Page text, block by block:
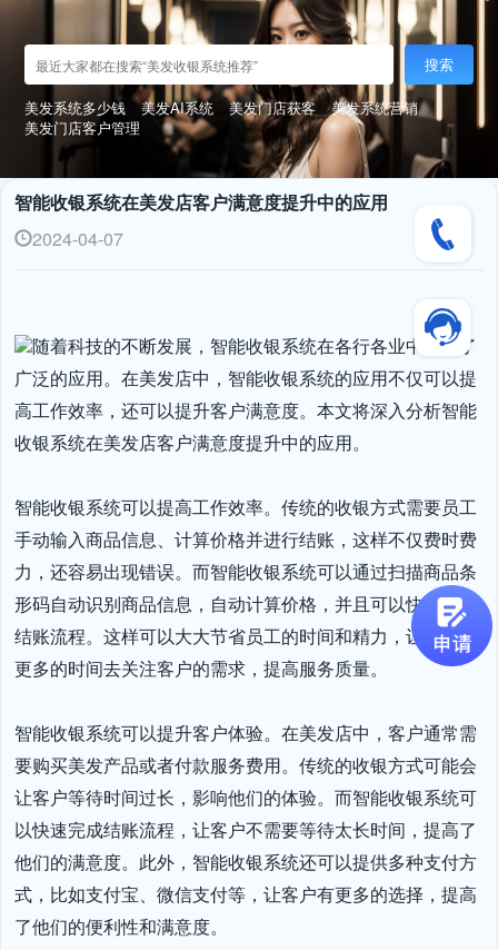
搜索
美发系统多少钱 美发AI系统 美发门店获客
美发系统营销
美发门店客户管理
智能收银系统在美发店客户满意度提升中的应用
2024-04-07
随着科技的不断发展，智能收银系统在各行各业中得到了
广泛的应用。在美发店中，智能收银系统的应用不仅可以提
高工作效率，还可以提升客户满意度。本文将深入分析智能
收银系统在美发店客户满意度提升中的应用。
智能收银系统可以提高工作效率。传统的收银方式需要员工
手动输入商品信息、计算价格并进行结账，这样不仅费时费
力，还容易出现错误。而智能收银系统可以通过扫描商品条
形码自动识别商品信息，自动计算价格，并且可以快速完成
结账流程。这样可以大大节省员工的时间和精力，让他们有
更多的时间去关注客户的需求，提高服务质量。
智能收银系统可以提升客户体验。在美发店中，客户通常需
要购买美发产品或者付款服务费用。传统的收银方式可能会
让客户等待时间过长，影响他们的体验。而智能收银系统可
以快速完成结账流程，让客户不需要等待太长时间，提高了
他们的满意度。此外，智能收银系统还可以提供多种支付方
式，比如支付宝、微信支付等，让客户有更多的选择，提高
了他们的便利性和满意度。